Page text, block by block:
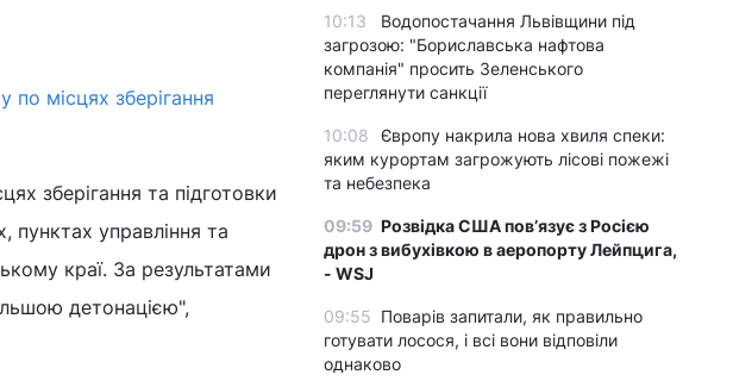
по місцях зберігання
зберігання та підготовки
пунктах управління та
краї. За результатами
детонацією",
10:13
Водопостачання Львівщини під
загрозою: "Бориславська нафтова
компанія" просить Зеленського
переглянути санкції
10:08
Європу накрила нова хвиля спеки:
яким курортам загрожують лісові пожежі
та небезпека
09:59 Розвідка США пов’язує з Росією
дрон з вибухівкою в аеропорту Лейпцига,
- WSJ
09:55 Поварів запитали, як правильно
готувати лосося, і всі вони відповіли
однаково